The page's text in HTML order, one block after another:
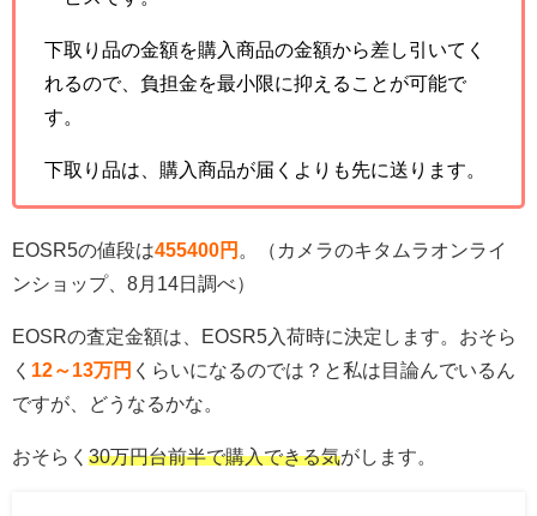
下取り品の金額を購入商品の金額から差し引いてく
れるので、負担金を最小限に抑えることが可能で
す。
下取り品は、購入商品が届くよりも先に送ります。
EOSR5の値段は455400円
。（カメラのキタムラオンライ
ンショップ、8月14日調べ）
EOSRの査定金額は、EOSR5入荷時に決定します。おそら
く 12～13万円 くらいになるのでは？と私は目論んでいるん
ですが、どうなるかな。
おそらく 30万円台前半で購入できる気がします。